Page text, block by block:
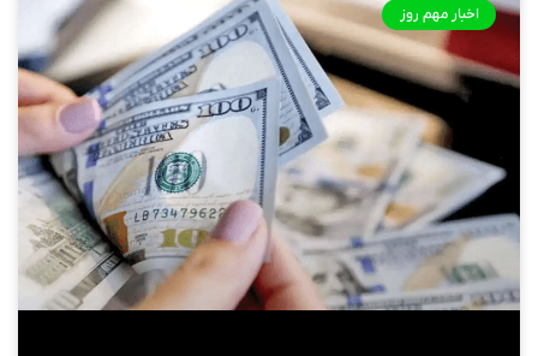
اخبار مهم روز